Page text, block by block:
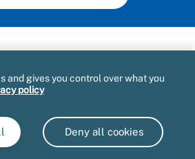
légales et CGU
et libertés
and gives you control over what you
policy
Deny all cookies